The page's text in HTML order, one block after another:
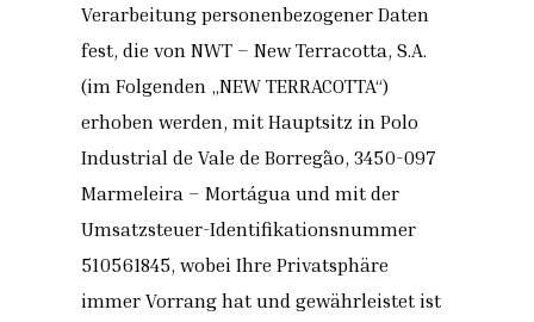
Verarbeitung personenbezogener Daten
fest, die von NWT – New Terracotta, S.A.
(im Folgenden „NEW TERRACOTTA“)
erhoben werden, mit Hauptsitz in Polo
Industrial de Vale de Borregão, 3450-097
Marmeleira – Mortágua und mit der
Umsatzsteuer-Identifikationsnummer
510561845, wobei Ihre Privatsphäre
immer Vorrang hat und gewährleistet ist